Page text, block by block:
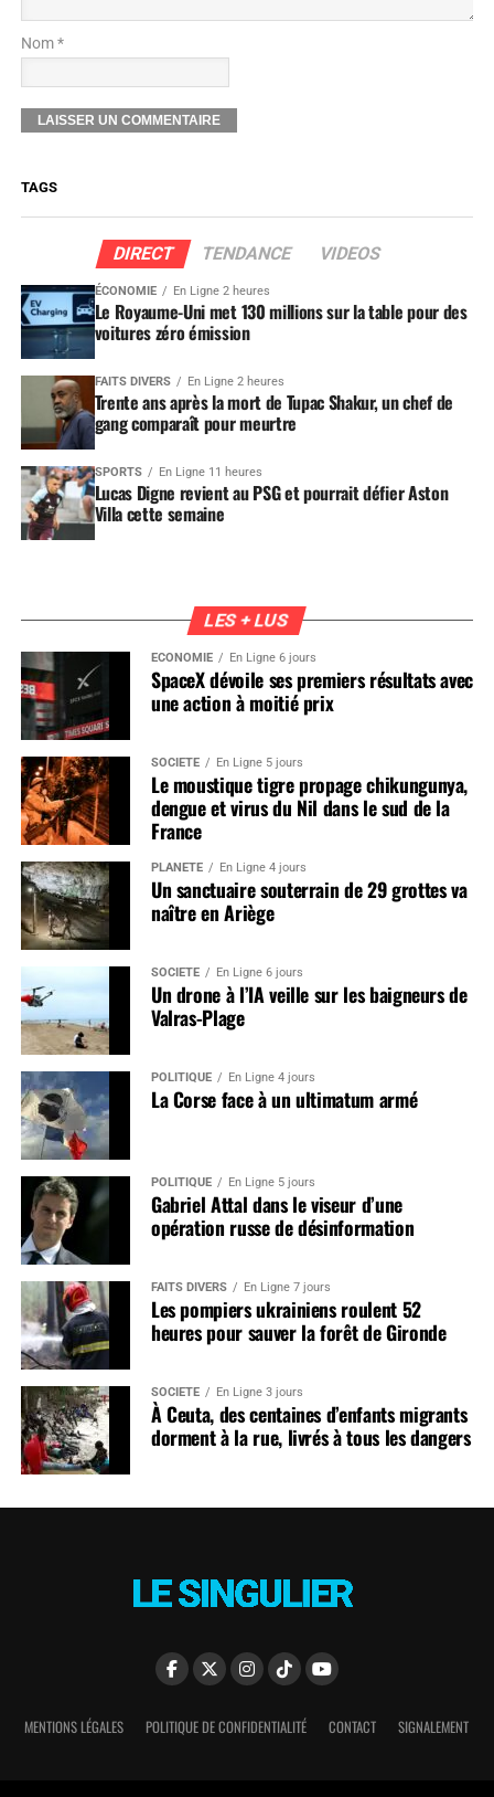
Nom *
TAGS
DIRECT TENDANCE VIDEOS
ÉCONOMIE En Ligne 2 heures
Le Royaume-Uni met 130 millions sur la table pour des
voitures zéro émission
FAITS DIVERS En Ligne 2 heures
Trente ans après la mort de Tupac Shakur, un chef de
gang comparaît pour meurtre
SPORTS En Ligne 11 heures
Lucas Digne revient au PSG et pourrait défier Aston
Villa cette semaine
LES + LUS
ÉCONOMIE En Ligne 6 jours
SpaceX dévoile ses premiers résultats avec
une action à moitié prix
SOCIÉTÉ En Ligne 5 jours
Le moustique tigre propage chikungunya,
dengue et virus du Nil dans le sud de la
France
PLANÈTE En Ligne 4 jours
Un sanctuaire souterrain de 29 grottes va
naître en Ariège
SOCIÉTÉ En Ligne 6 jours
Un drone à l’IA veille sur les baigneurs de
Valras-Plage
POLITIQUE En Ligne 4 jours
La Corse face à un ultimatum armé
POLITIQUE En Ligne 5 jours
Gabriel Attal dans le viseur d’une
opération russe de désinformation
FAITS DIVERS En Ligne 7 jours
Les pompiers ukrainiens roulent 52
heures pour sauver la forêt de Gironde
SOCIÉTÉ En Ligne 3 jours
À Ceuta, des centaines d’enfants migrants
dorment à la rue, livrés à tous les dangers
MENTIONS LÉGALES POLITIQUE DE CONFIDENTIALITÉ CONTACT SIGNALEMENT